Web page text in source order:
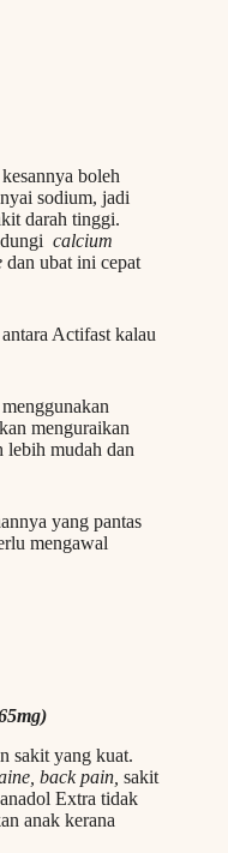
boleh
sodium, jadi
darah tinggi.
calcium
dan ubat ini cepat
Actifast kalau
menguraikan
lebih mudah dan
yang pantas
mengawal
sakit yang kuat.
back pain, sakit
Extra tidak
anak kerana